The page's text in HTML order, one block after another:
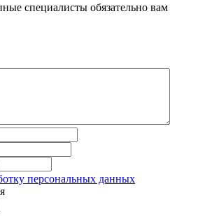
специалисты обязательно вам
персональных данных